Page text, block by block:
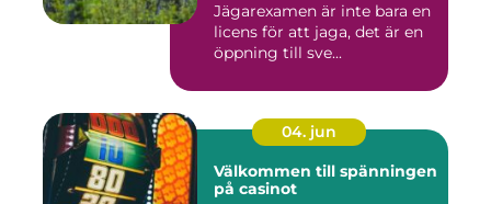
Jägarexamen är inte bara en
licens för att jaga, det är en
öppning till sve...
04. jun
Välkommen till spänningen
på casinot